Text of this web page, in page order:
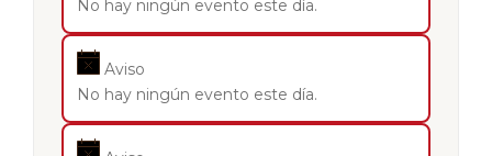
No hay ningún evento este día.
Aviso
No hay ningún evento este día.